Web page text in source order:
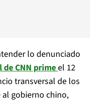
lo denunciado
CNN primeel 12
transversal de los
gobierno chino,